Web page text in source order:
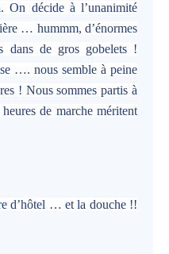
. On décide à l’unanimité
… hummm, d’énormes
dans de gros gobelets !
…. nous semble à peine
! Nous sommes partis à
de marche méritent
d’hôtel … et la douche !!